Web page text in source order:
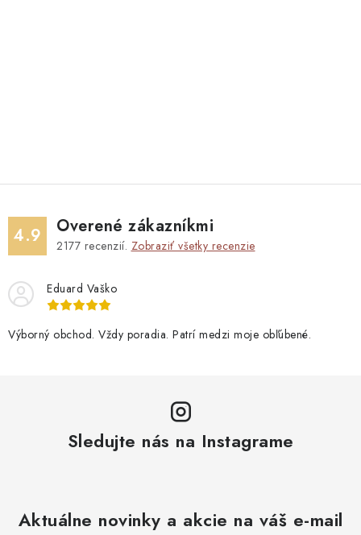
4.9 Overené zákazníkmi
2177 recenzií. Zobraziť všetky recenzie
Eduard Vaško
Výborný obchod. Vždy poradia. Patrí medzi moje obľúbené.
Sledujte nás na Instagrame
Aktuálne novinky a akcie na váš e-mail